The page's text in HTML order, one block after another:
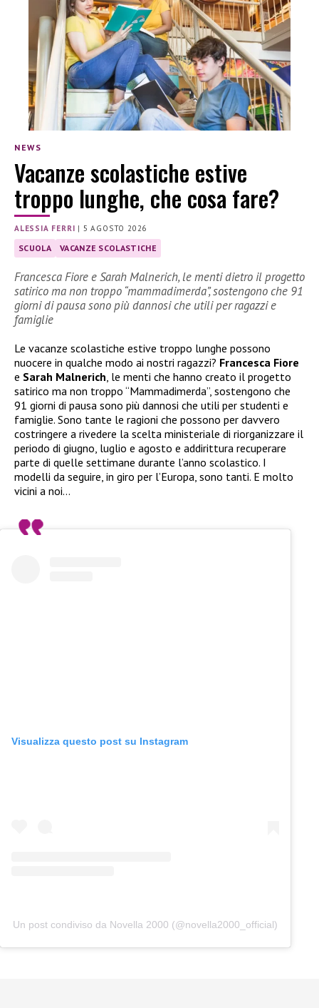
NEWS
Vacanze scolastiche estive
troppo lunghe, che cosa fare?
ALESSIA FERRI | 5 AGOSTO 2026
SCUOLA VACANZE SCOLASTICHE
Francesca Fiore e Sarah Malnerich, le menti dietro il progetto
satirico ma non troppo “mammadimerda”, sostengono che 91
giorni di pausa sono più dannosi che utili per ragazzi e
famiglie
Le vacanze scolastiche estive troppo lunghe possono
nuocere in qualche modo ai nostri ragazzi? Francesca Fiore
e Sarah Malnerich , le menti che hanno creato il progetto
satirico ma non troppo “Mammadimerda”, sostengono che
91 giorni di pausa sono più dannosi che utili per studenti e
famiglie. Sono tante le ragioni che possono per davvero
costringere a rivedere la scelta ministeriale di riorganizzare il
periodo di giugno, luglio e agosto e addirittura recuperare
parte di quelle settimane durante l’anno scolastico. I
modelli da seguire, in giro per l’Europa, sono tanti. E molto
vicini a noi…
Visualizza questo post su Instagram
Un post condiviso da Novella 2000 (@novella2000_official)